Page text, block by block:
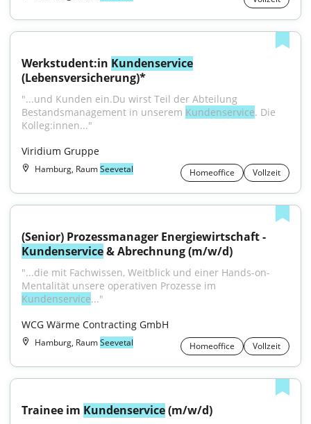
Werkstudent:in Kundenservice
(Lebensversicherung)*
"...und Kunden ein.Du wirst Teil der Abteilung
Bestandsmanagement in unserem Kundenservice. Die
Kolleg:innen..."
Viridium Gruppe
Hamburg, RaumSeevetal Homeoffice Vollzeit
Kundenservice & Abrechnung (m/w/d)
"...die mit Fachwissen, Weitblick und einer Hands-on-
Kundenservice..."
WCG Wärme Contracting GmbH
Hamburg, RaumSeevetal Homeoffice Vollzeit
Trainee im Kundenservice (m/w/d)